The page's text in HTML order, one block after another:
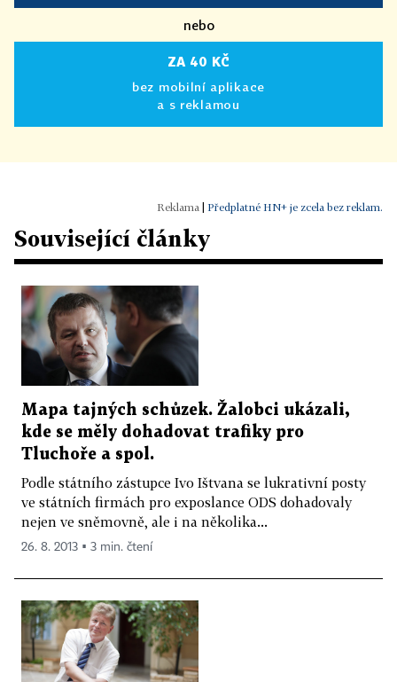
nebo
ZA 40 KČ
bez mobilní aplikace
a s reklamou
Předplatné HN+ je zcela bez reklam.
Související články
Mapa tajných schůzek. Žalobci ukázali,
kde se měly dohadovat trafiky pro
Tluchoře a spol.
Podle státního zástupce Ivo Ištvana se lukrativní posty
ve státních firmách pro exposlance ODS dohadovaly
nejen ve sněmovně, ale i na několika...
26. 8. 2013 ▪ 3 min. čtení